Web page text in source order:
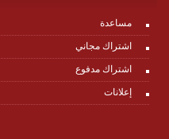
مساعدة
اشتراك مجاني
اشتراك مدفوع
إعلانات